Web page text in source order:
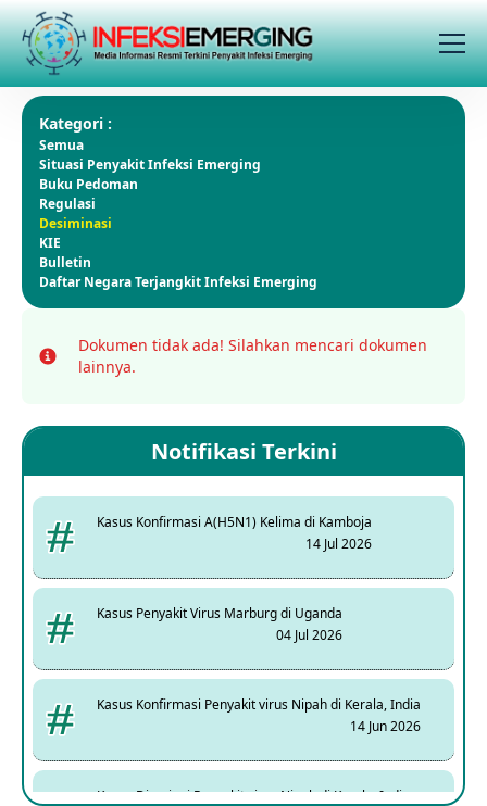
Kategori :
Semua
Situasi Penyakit Infeksi Emerging
Buku Pedoman
Regulasi
Desiminasi
KIE
Bulletin
Daftar Negara Terjangkit Infeksi Emerging
Info
Dokumen tidak ada! Silahkan mencari dokumen
lainnya.
Notifikasi Terkini
Kasus Konfirmasi A(H5N1) Kelima di Kamboja
14 Jul 2026
Kasus Penyakit Virus Marburg di Uganda
04 Jul 2026
Kasus Konfirmasi Penyakit virus Nipah di Kerala, India
14 Jun 2026
Kasus Dicurigai Penyakit virus Nipah di Kerala, India